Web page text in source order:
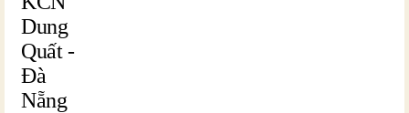
Dung
Quất -
Đà
Nẵng